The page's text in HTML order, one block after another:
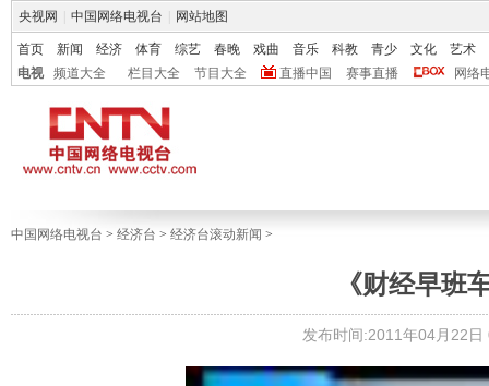
央视网 中国网络电视台 网站地图
首页 新闻 经济 体育 综艺 春晚 戏曲 音乐 科教 青少 文化
艺术
电视
频道大全 栏目大全 节目大全 直播中国 赛事直播 网络
中国网络电视台 > 经济台 > 经济台滚动新闻 >
《财经早班
发布时间:2011年04月22